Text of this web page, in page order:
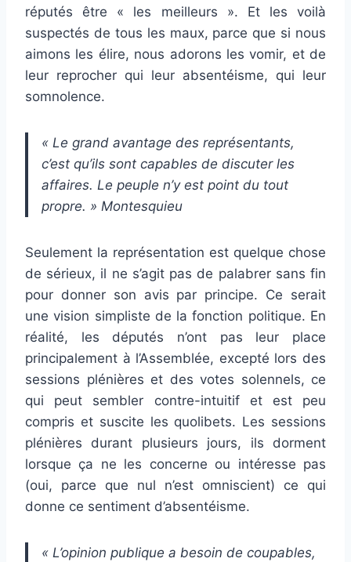
réputés être « les meilleurs ». Et les voilà
suspectés de tous les maux, parce que si nous
aimons les élire, nous adorons les vomir, et de
leur reprocher qui leur absentéisme, qui leur
somnolence.
« Le grand avantage des représentants,
c’est qu’ils sont capables de discuter les
affaires. Le peuple n’y est point du tout
propre. » Montesquieu
Seulement la représentation est quelque chose
de sérieux, il ne s’agit pas de palabrer sans fin
pour donner son avis par principe. Ce serait
une vision simpliste de la fonction politique. En
réalité, les députés n’ont pas leur place
principalement à l’Assemblée, excepté lors des
sessions plénières et des votes solennels, ce
qui peut sembler contre-intuitif et est peu
compris et suscite les quolibets. Les sessions
plénières durant plusieurs jours, ils dorment
lorsque ça ne les concerne ou intéresse pas
(oui, parce que nul n’est omniscient) ce qui
donne ce sentiment d’absentéisme.
« L’opinion publique a besoin de coupables,